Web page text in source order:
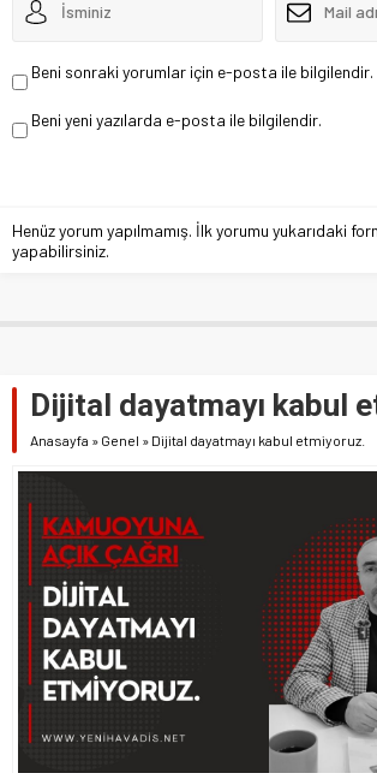
Beni sonraki yorumlar için e-posta ile bilgilendir.
Beni yeni yazılarda e-posta ile bilgilendir.
Henüz yorum yapılmamış. İlk yorumu yukarıdaki
yapabilirsiniz.
Dijital dayatmayı kabul
Anasayfa » Genel » Dijital dayatmayı kabul etmiyoruz.